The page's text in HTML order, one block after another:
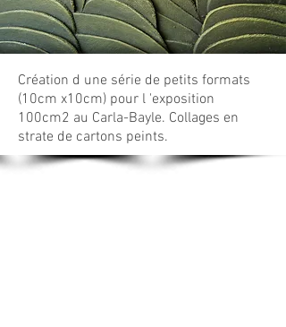
Création d une série de petits formats
(10cm x10cm) pour l 'exposition
100cm2 au Carla-Bayle. Collages en
strate de cartons peints.